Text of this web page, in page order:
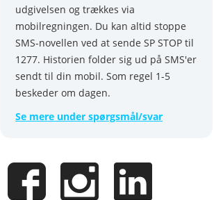
udgivelsen og trækkes via
mobilregningen. Du kan altid stoppe
SMS-novellen ved at sende SP STOP til
1277. Historien folder sig ud på SMS'er
sendt til din mobil. Som regel 1-5
beskeder om dagen.
Se mere under spørgsmål/svar